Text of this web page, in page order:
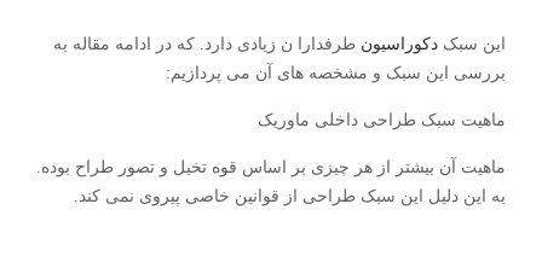
این سبک دکوراسیون طرفدارا ن زیادی دارد. که در ادامه مقاله به
بررسی این سبک و مشخصه های آن می پردازیم:
ماهیت سبک طراحی داخلی ماوریک
ماهیت آن بیشتر از هر چیزی بر اساس قوه تخیل و تصور طراح بوده.
به این دلیل این سبک طراحی از قوانین خاصی پیروی نمی کند.